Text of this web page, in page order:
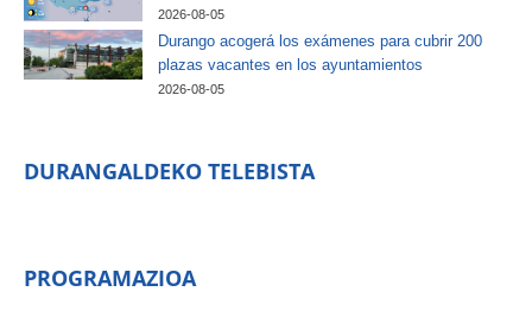
2026-08-05
Durango acogerá los exámenes para cubrir 200
plazas vacantes en los ayuntamientos
2026-08-05
DURANGALDEKO TELEBISTA
PROGRAMAZIOA